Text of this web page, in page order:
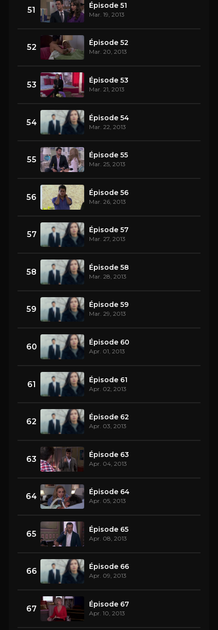
51 Épisode 51
Mar. 19, 2013
52 Épisode 52
Mar. 20, 2013
53 Épisode 53
Mar. 21, 2013
54 Épisode 54
Mar. 22, 2013
55 Épisode 55
Mar. 25, 2013
56 Épisode 56
Mar. 26, 2013
57 Épisode 57
Mar. 27, 2013
58 Épisode 58
Mar. 28, 2013
59 Épisode 59
Mar. 29, 2013
60 Épisode 60
Apr. 01, 2013
61 Épisode 61
Apr. 02, 2013
62 Épisode 62
Apr. 03, 2013
63 Épisode 63
Apr. 04, 2013
64 Épisode 64
Apr. 05, 2013
65 Épisode 65
Apr. 08, 2013
66 Épisode 66
Apr. 09, 2013
67 Épisode 67
Apr. 10, 2013